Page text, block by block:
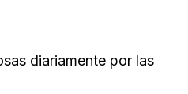
diariamente por las